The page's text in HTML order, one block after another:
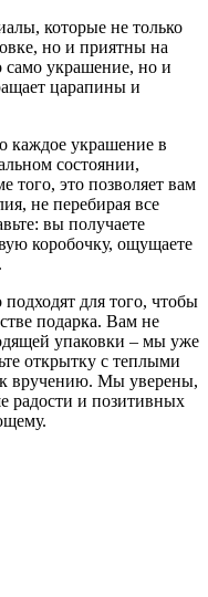
которые не только
но и приятны на
само украшение, но и
царапины и
каждое украшение в
состоянии,
того, это позволяет вам
не перебирая все
вы получаете
коробочку, ощущаете
для того, чтобы
подарка. Вам не
упаковки – мы уже
открытку с теплыми
к вручению. Мы уверены,
радости и позитивных